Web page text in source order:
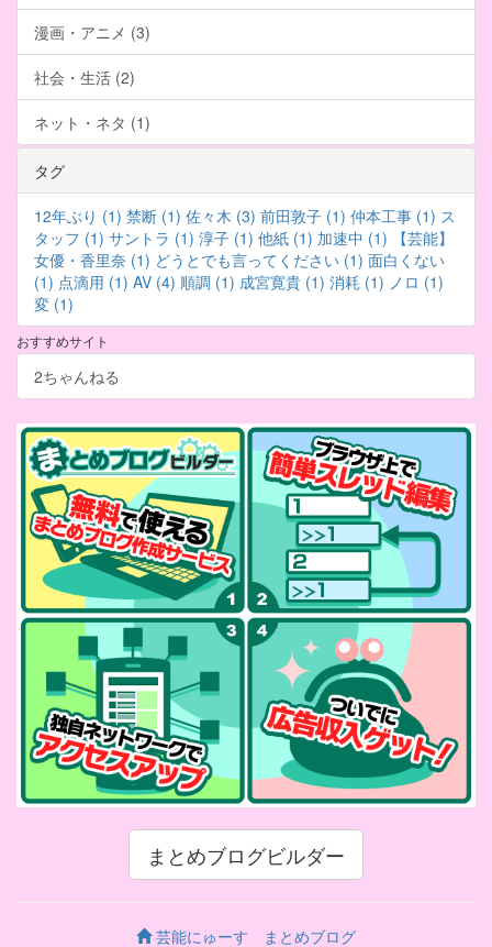
漫画・アニメ (3)
社会・生活 (2)
ネット・ネタ (1)
タグ
12年ぶり (1) 禁断 (1) 佐々木 (3) 前田敦子 (1) 仲本工事 (1) ス
タッフ (1) サントラ (1) 淳子 (1) 他紙 (1) 加速中 (1)
【芸能】
女優・香里奈 (1) どうとでも言ってください (1) 面白くない
(1) 点滴用 (1) AV (4) 順調 (1) 成宮寛貴 (1) 消耗 (1) ノロ (1)
変 (1)
おすすめサイト
2ちゃんねる
まとめブログビルダー
芸能にゅーす まとめブログ